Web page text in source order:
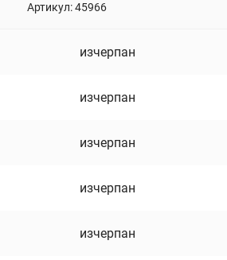
Артикул:45966
изчерпан
изчерпан
изчерпан
изчерпан
изчерпан